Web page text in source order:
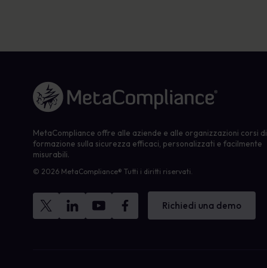
Link alla homepage
MetaCompliance offre alle aziende e alle organizzazioni corsi di
formazione sulla sicurezza efficaci, personalizzati e facilmente
misurabili.
© 2026 MetaCompliance® Tutti i diritti riservati.
Richiedi una demo